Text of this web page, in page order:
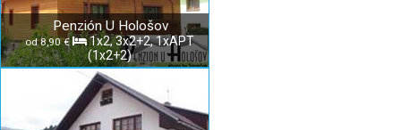
Penzión U Hološov
od 8,90 €
1x2, 3x2+2, 1xAPT
(1x2+2)